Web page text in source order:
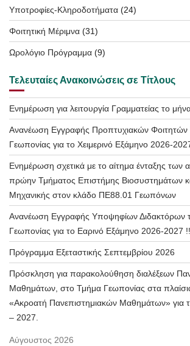
Υποτροφίες-Κληροδοτήματα (24)
Φοιτητική Μέριμνα (31)
Ωρολόγιο Πρόγραμμα (9)
Τελευταίες Ανακοινώσεις σε Τίτλους
Ενημέρωση για λειτουργία Γραμματείας το
Ανανέωση Εγγραφής Προπτυχιακών Φοιτητών
Γεωπονίας για το Χειμερινό Εξάμηνο 2026-
Ενημέρωση σχετικά με το αίτημα ένταξης των
πρώην Τμήματος Επιστήμης Βιοσυστημάτων
Μηχανικής στον κλάδο ΠΕ88.01 Γεωπόνων
Ανανέωση Εγγραφής Υποψηφίων Διδακτόρων
Γεωπονίας για το Εαρινό Εξάμηνο 2026-2027 !!
Πρόγραμμα Εξεταστικής Σεπτεμβρίου 2026
Πρόσκληση για παρακολούθηση διαλέξεων
Μαθημάτων, στο Τμήμα Γεωπονίας στα
«Ακροατή Πανεπιστημιακών Μαθημάτων» για
– 2027.
Αύγουστος 2026